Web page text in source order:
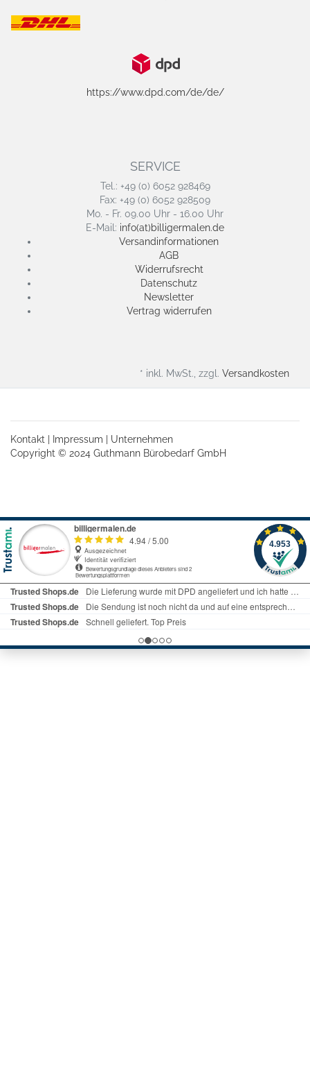
https://www.dpd.com/de/de/
SERVICE
Tel.: +49 (0) 6052 928469
Fax: +49 (0) 6052 928509
Mo. - Fr. 09.00 Uhr - 16.00 Uhr
E-Mail: info(at)billigermalen.de
Versandinformationen
AGB
Widerrufsrecht
Datenschutz
Newsletter
Vertrag widerrufen
* inkl. MwSt., zzgl. Versandkosten
Kontakt Impressum
Unternehmen
Copyright © 2024 Guthmann Bürobedarf GmbH